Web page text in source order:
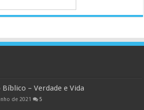
Bíblico – Verdade e Vida
de 2021 5